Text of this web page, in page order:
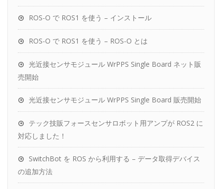
ROS-O で ROS1 を使う – インストール
ROS-O で ROS1 を使う – ROS-O とは
光近接センサモジュール WrPPS Single Board ネット販
売開始
光近接センサモジュール WrPPS Single Board 販売開始
テック技販フォースセンサロボット用アンプが ROS2 に
対応しました！
SwitchBot を ROS から利用する – データ取得デバイス
の追加方法